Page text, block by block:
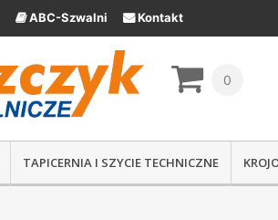
ABC-Szwalni Kontakt
0
TAPICERNIA I SZYCIE TECHNICZNE